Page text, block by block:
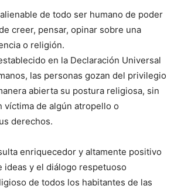
de todo ser humano de poder
creer, pensar, opinar sobre una
o religión.
en la Declaración Universal
las personas gozan del privilegio
abierta su postura religiosa, sin
víctima de algún atropello o
derechos.
enriquecedor y altamente positivo
ideas y el diálogo respetuoso
de todos los habitantes de las